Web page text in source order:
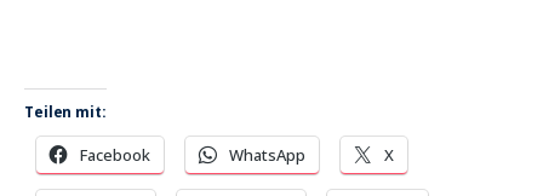
Teilen mit:
Facebook WhatsApp X